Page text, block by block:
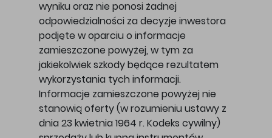
wyniku oraz nie ponosi żadnej
odpowiedzialności za decyzje inwestora
podjęte w oparciu o informacje
zamieszczone powyżej, w tym za
jakiekolwiek szkody będące rezultatem
wykorzystania tych informacji.
Informacje zamieszczone powyżej nie
stanowią oferty (w rozumieniu ustawy z
dnia 23 kwietnia 1964 r. Kodeks cywilny)